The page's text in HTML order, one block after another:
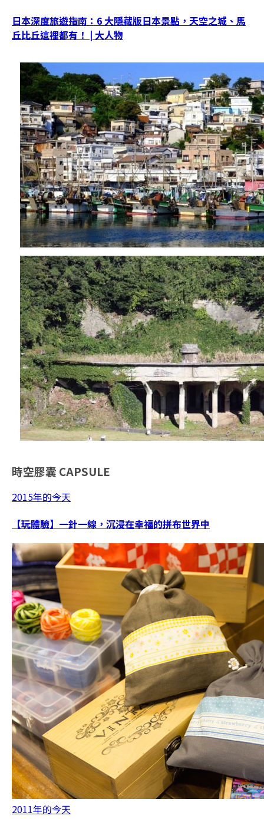
日本深度旅遊指南：6 大隱藏版日本景點，天空之城、馬
丘比丘這裡都有！ | 大人物
時空膠囊 CAPSULE
2015年的今天
【玩體驗】一針一線，沉浸在幸福的拼布世界中
2011年的今天